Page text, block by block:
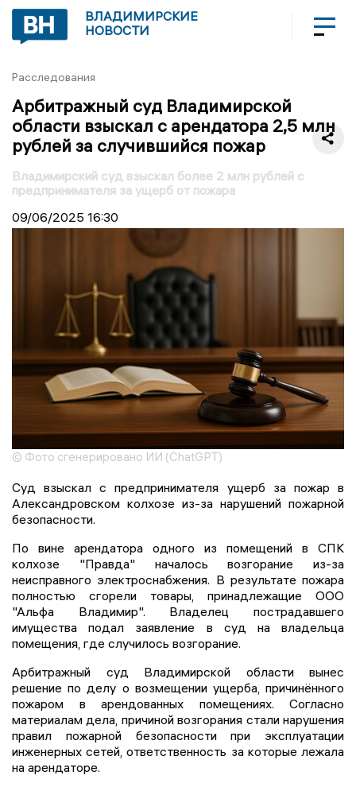
ВЛАДИМИРСКИЕ
НОВОСТИ
Расследования
Арбитражный суд Владимирской
области взыскал с арендатора 2,5 млн
рублей за случившийся пожар
Владимирский суд взыскал более 2 млн рублей с
предпринимателя за ущерб от пожара
09/06/2025 16:30
© Фото сгенерировано ИИ (ChatGPT)
Суд взыскал с предпринимателя ущерб за пожар в
Александровском колхозе из-за нарушений пожарной
безопасности.
По вине арендатора одного из помещений в СПК
колхозе "Правда" началось возгорание из-за
неисправного электроснабжения. В результате пожара
полностью сгорели товары, принадлежащие ООО
"Альфа Владимир". Владелец пострадавшего
имущества подал заявление в суд на владельца
помещения, где случилось возгорание.
Арбитражный суд Владимирской области вынес
решение по делу о возмещении ущерба, причинённого
пожаром в арендованных помещениях. Согласно
материалам дела, причиной возгорания стали нарушения
правил пожарной безопасности при эксплуатации
инженерных сетей, ответственность за которые лежала
на арендаторе.